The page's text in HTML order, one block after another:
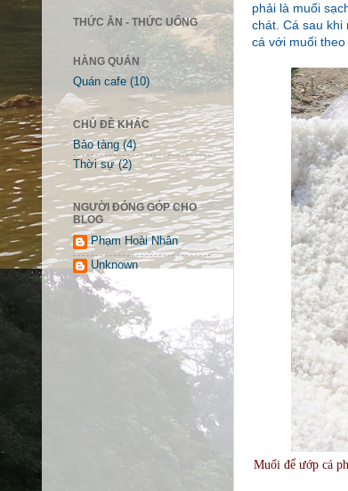
phải là muối
chát. Cá sau khi
cá với muối
Muối để ướp cá
THỨC ĂN - THỨC UỐNG
HÀNG QUÁN
Quán cafe (10)
CHỦ ĐỀ KHÁC
Bảo tàng (4)
Thời sự (2)
NGƯỜI ĐÓNG GÓP CHO
BLOG
Phạm Hoài Nhân
Unknown